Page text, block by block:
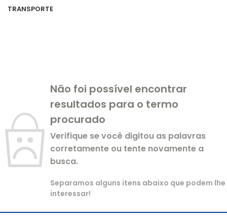
TRANSPORTE
Não foi possível encontrar
resultados para o termo
procurado
Verifique se você digitou as palavras
corretamente ou tente novamente a
busca.
Separamos alguns itens abaixo que podem lhe
interessar!